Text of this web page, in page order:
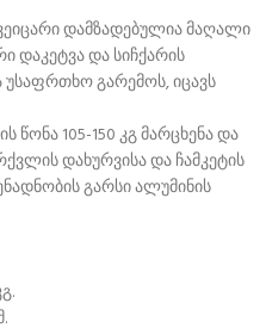
დამზადებულია მაღალი
დაკეტვა და სიჩქარის
გარემოს, იცავს
წონა 105-150 კგ მარცხენა და
დახურვისა და ჩამკეტის
გარსი ალუმინის